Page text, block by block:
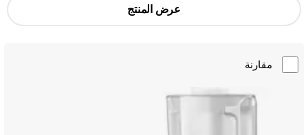
عرض المنتج
مقارنة